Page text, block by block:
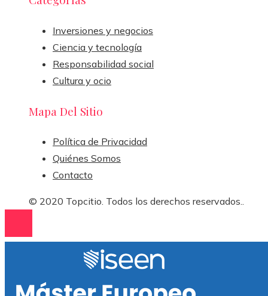
Inversiones y negocios
Ciencia y tecnología
Responsabilidad social
Cultura y ocio
Mapa Del Sitio
Política de Privacidad
Quiénes Somos
Contacto
© 2020 Topcitio. Todos los derechos reservados..